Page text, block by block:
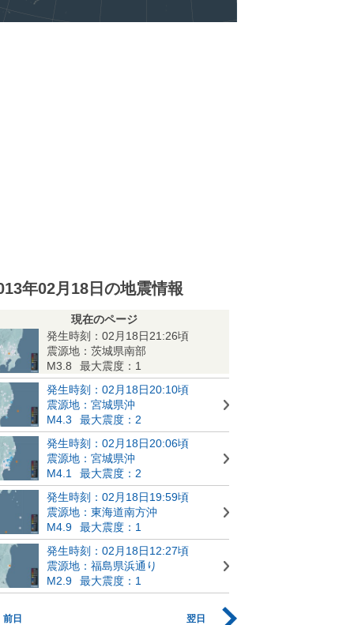
年02月18日の地震情報
現在のページ
発生時刻：02月18日21:26頃
震源地：茨城県南部
M3.8
最大震度：1
発生時刻：02月18日20:10頃
震源地：宮城県沖
M4.3
最大震度：2
発生時刻：02月18日20:06頃
震源地：宮城県沖
M4.1
最大震度：2
発生時刻：02月18日19:59頃
震源地：東海道南方沖
M4.9
最大震度：1
発生時刻：02月18日12:27頃
震源地：福島県浜通り
M2.9
最大震度：1
前日 翌日